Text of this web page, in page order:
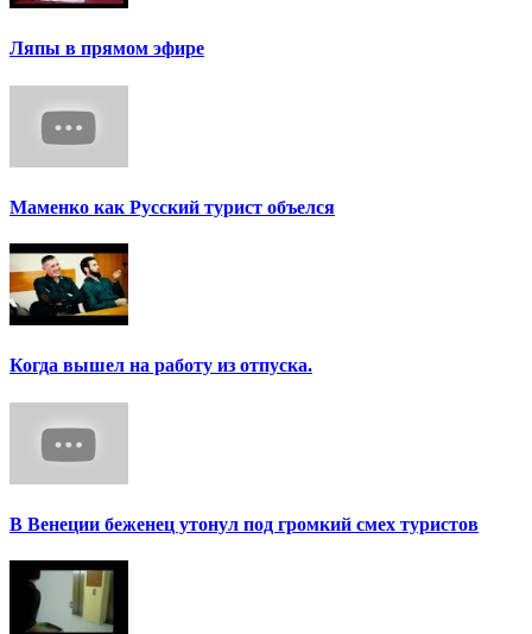
Ляпы в прямом эфире
Маменко как Русский турист объелся
Когда вышел на работу из отпуска.
В Венеции беженец утонул под громкий смех туристов